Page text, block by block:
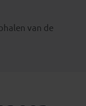
van de